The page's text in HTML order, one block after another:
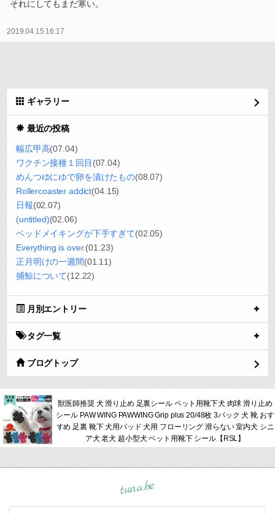
それにしてもまだ寒い。
2019.04.15 16:17
ギャラリー
最近の投稿
幅広甲高(07.04)
ワクチン接種１回目 (07.04)
めんつゆにゆで卵を漬けたもの(08.07)
Rollercoaster addict(04.15)
日報(02.07)
(untitled)(02.06)
ベッドメイキングが下手すぎて(02.05)
Everything is over.(01.23)
正月明けの一週間(01.11)
捕鯨について(12.22)
月別エントリー
タグ一覧
ブログトップ
獣医師推奨 犬 滑り止め 足裏シール ペット用靴下犬 肉球 滑り止め
シール PAW WING PAWWING Grip plus 20/48枚 3パック 犬 靴 おす
すめ 足裏 靴下 犬用パッド 犬用 フローリング 滑らない 室内犬 シニ
ア犬 老犬 超小型犬 ペット用靴下 シール【RSL】
tuna.be